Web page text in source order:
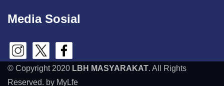
Media Sosial
© Copyright 2020 LBH MASYARAKAT. All Rights
Reserved. by MyLfe